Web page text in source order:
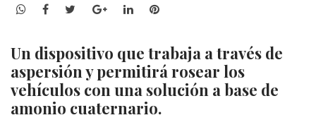
WhatsApp
Facebook
TwitterGoogle+LinkedInPinterest
Un dispositivo que trabaja a través de
aspersión y permitirá rosear los
vehículos con una solución a base de
amonio cuaternario.